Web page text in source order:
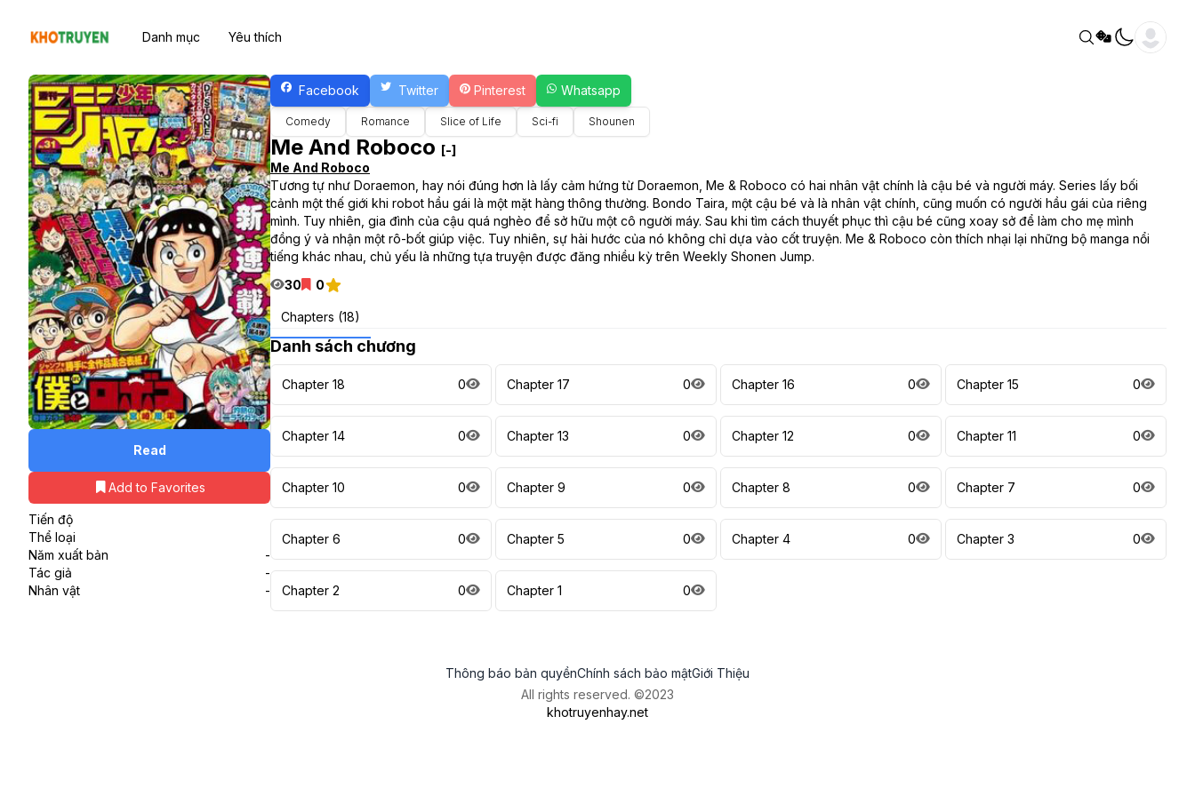
Danh mục Yêu thích
Read
Add to Favorites
Tiến độ
Thể loại
Năm xuất bản
-
Tác giả
-
Nhân vật
-
Facebook Twitter Pinterest Whatsapp
Comedy Romance Slice of Life Sci-fi Shounen
Me And Roboco [-]
Me And Roboco
Tương tự như Doraemon, hay nói đúng hơn là lấy cảm hứng từ Doraemon, Me & Roboco có hai nhân vật chính là cậu bé và người máy. Series lấy bối
cảnh một thế giới khi robot hầu gái là một mặt hàng thông thường. Bondo Taira, một cậu bé và là nhân vật chính, cũng muốn có người hầu gái của riêng
mình. Tuy nhiên, gia đình của cậu quá nghèo để sở hữu một cô người máy. Sau khi tìm cách thuyết phục thì cậu bé cũng xoay sở để làm cho mẹ mình
đồng ý và nhận một rô-bốt giúp việc. Tuy nhiên, sự hài hước của nó không chỉ dựa vào cốt truyện. Me & Roboco còn thích nhại lại những bộ manga nổi
tiếng khác nhau, chủ yếu là những tựa truyện được đăng nhiều kỳ trên Weekly Shonen Jump.
30
0
Chapters (18)
Danh sách chương
Chapter 18 0 Chapter 17 0 Chapter 16 0 Chapter 15 0
Chapter 14 0 Chapter 13 0 Chapter 12 0 Chapter 11 0
Chapter 10 0 Chapter 9 0 Chapter 8 0 Chapter 7 0
Chapter 6 0 Chapter 5 0 Chapter 4 0 Chapter 3 0
Chapter 2 0 Chapter 1 0
Thông báo bản quyềnChính sách bảo mậtGiới Thiệu
All rights reserved. ©2023
khotruyenhay.net